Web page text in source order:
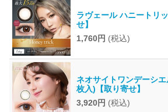
ラヴェール ハニートリ
せ】
1,760円 (税込)
ネオサイトワンデーシ
枚入)【取り寄せ】
3,920円 (税込)